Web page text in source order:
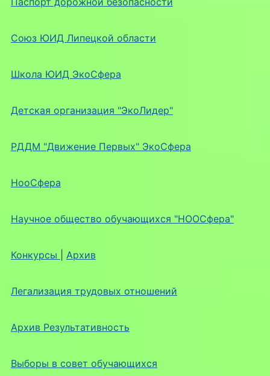
Союз ЮИД Липецкой области
Школа ЮИД ЭкоСфера
Детская организация "ЭкоЛидер"
РДДМ "Движение Первых" ЭкоСфера
НооСфера
Научное общество обучающихся "НООСфера"
Конкурсы Архив
Легализация трудовых отношений
Архив Результативность
Выборы в совет обучающихся